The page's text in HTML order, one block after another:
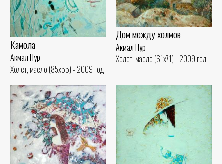
Камола
Акмал Нур
Холст, масло (85x55) - 2009 год
Дом между холмов
Акмал Нур
Холст, масло (61x71) - 2009 год